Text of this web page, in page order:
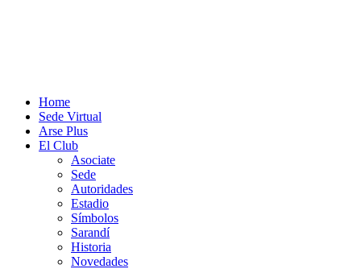
Home
Sede Virtual
Arse Plus
El Club
Asociate
Sede
Autoridades
Estadio
Símbolos
Sarandí
Historia
Novedades